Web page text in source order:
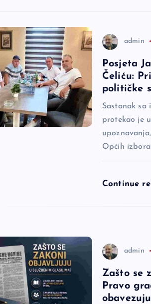
admin
Posjeta
Čeliću:
političke
Sastanak sa
protekao je
Općih
Continue
admin
Zašto se
Pravo
obavezuju